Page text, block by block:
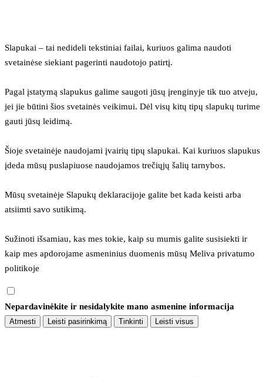
Slapukai – tai nedideli tekstiniai failai, kuriuos galima naudoti
svetainėse siekiant pagerinti naudotojo patirtį.
Pagal įstatymą slapukus galime saugoti jūsų įrenginyje tik tuo atveju,
jei jie būtini šios svetainės veikimui. Dėl visų kitų tipų slapukų turime
gauti jūsų leidimą.
Šioje svetainėje naudojami įvairių tipų slapukai. Kai kuriuos slapukus
įdeda mūsų puslapiuose naudojamos trečiųjų šalių tarnybos.
Mūsų svetainėje Slapukų deklaracijoje galite bet kada keisti arba
atsiimti savo sutikimą.
Sužinoti išsamiau, kas mes tokie, kaip su mumis galite susisiekti ir
kaip mes apdorojame asmeninius duomenis mūsų Meliva privatumo
politikoje
Nepardavinėkite ir nesidalykite mano asmenine informacija
Atmesti Leisti pasirinkimą Tinkinti Leisti visus